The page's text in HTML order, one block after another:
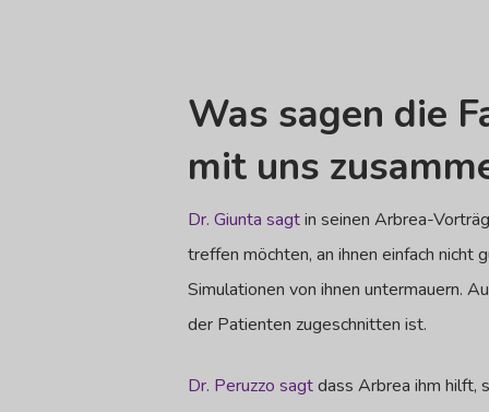
Was sagen die
mit uns
Dr. Giunta sagtin seinen Arbrea-
treffen möchten, an ihnen einfach nicht
Simulationen von ihnen untermauern.
der Patienten zugeschnitten ist.
Dr. Peruzzo sagtdass Arbrea ihm hilft,